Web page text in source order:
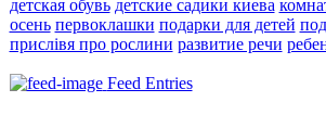
детская обувь детские садики киева
осень первоклашки подарки для детей
прислівя про рослини развитие речи
Feed Entries